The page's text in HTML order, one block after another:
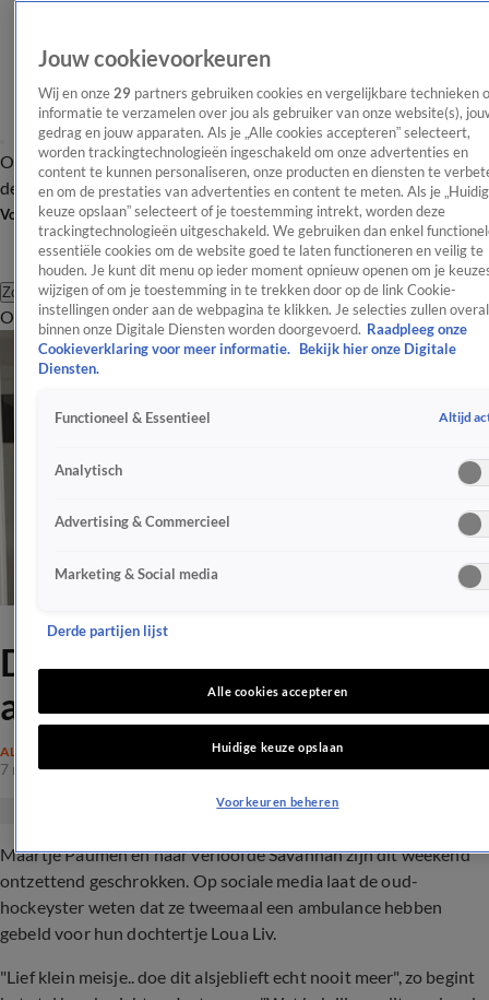
OverzichtAfleveringen Entertainment TV Algemeen
Tip
de redactieNieuwsbrief
Volg Shownieuws
Zoeken
OverzichtEntertainmentSpraakmakendRealityCrimeVideo's
Dochtertje Maartje Paumen
afgevoerd met ambulance
ALGEMEEN
7 mrt 2023, 09:09
Maartje Paumen en haar verloofde Savannah zijn dit weekend
ontzettend geschrokken. Op sociale media laat de oud-
hockeyster weten dat ze tweemaal een ambulance hebben
gebeld voor hun dochtertje Loua Liv.
"Lief klein meisje.. doe dit alsjeblieft echt nooit meer", zo begint
Jouw cookievoorkeuren
Wij en onze 29 partners gebruiken cookies en vergelijkbare technieken
informatie te verzamelen over jou als gebruiker van onze website(s),
gedrag en jouw apparaten. Als je „Alle cookies accepteren” selecteert,
worden trackingtechnologieën ingeschakeld om onze advertenties en
content te kunnen personaliseren, onze producten en diensten te
en om de prestaties van advertenties en content te meten. Als je
keuze opslaan” selecteert of je toestemming intrekt, worden deze
trackingtechnologieën uitgeschakeld. We gebruiken dan enkel
essentiële cookies om de website goed te laten functioneren en veilig te
houden. Je kunt dit menu op ieder moment opnieuw openen om je
wijzigen of om je toestemming in te trekken door op de link Cookie-
instellingen onder aan de webpagina te klikken. Je selecties zullen overal
binnen onze Digitale Diensten worden doorgevoerd. Raadpleeg onze
Cookieverklaring voor meer informatie.
Bekijk hier onze Digitale
Diensten.
Functioneel & Essentieel Altijd
Analytisch
Advertising & Commercieel
Marketing & Social media
Derde partijen lijst
Alle cookies accepteren
Huidige keuze opslaan
Voorkeuren beheren